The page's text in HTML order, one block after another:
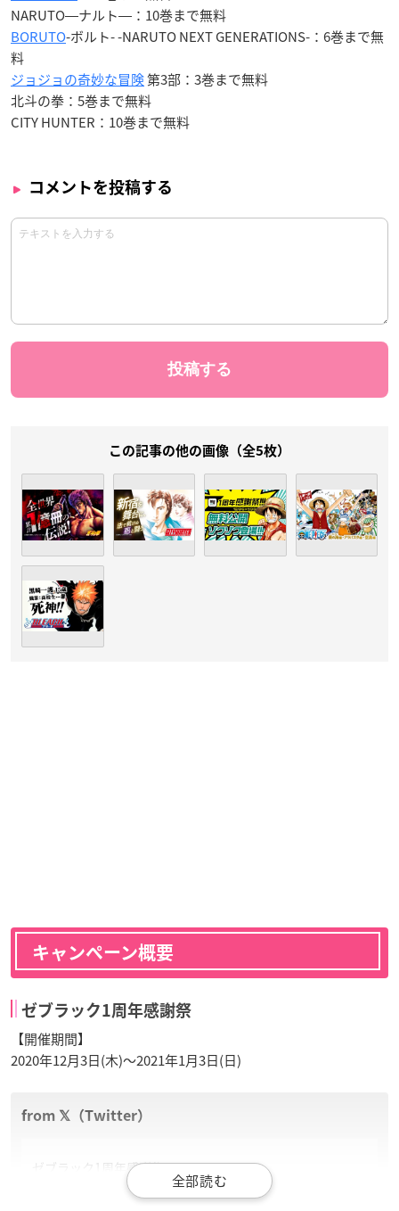
NARUTO―ナルト―：10巻まで無料
BORUTO-ボルト- -NARUTO NEXT GENERATIONS-：6巻まで無
料
ジョジョの奇妙な冒険第3部：3巻まで無料
北斗の拳：5巻まで無料
CITY HUNTER：10巻まで無料
コメントを投稿する
この記事の他の画像（全5枚）
キャンペーン概要
ゼブラック1周年感謝祭
【開催期間】
2020年12月3日(木)～2021年1月3日(日)
ゼブラック1周年感謝祭🎉
第一弾「少年ジャンプ」